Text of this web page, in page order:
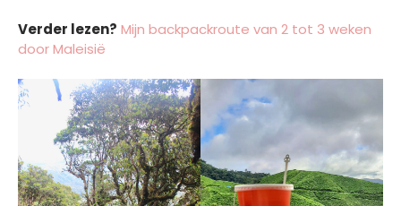
Verder lezen? Mijn backpackroute van 2 tot 3 weken
door Maleisië